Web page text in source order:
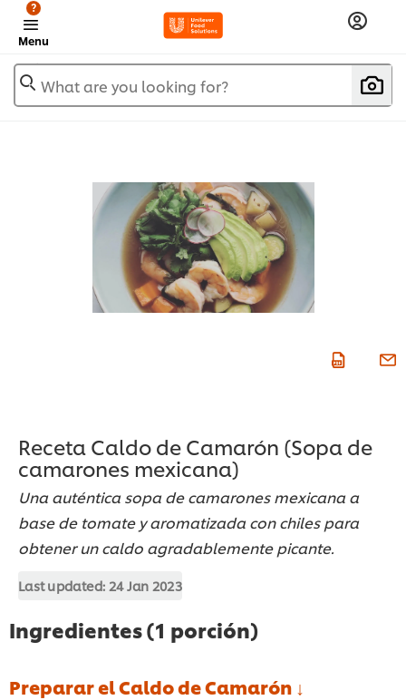
Menu
?
What are you looking for?
Receta Caldo de Camarón (Sopa de
camarones mexicana)
Una auténtica sopa de camarones mexicana a
base de tomate y aromatizada con chiles para
obtener un caldo agradablemente picante.
Last updated: 24 Jan 2023
Ingredientes (1 porción)
Preparar el Caldo de Camarón ↓